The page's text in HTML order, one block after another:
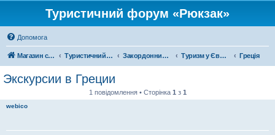
Туристичний форум «Рюкзак»
Допомога
Магазин спорядження Туристичний форум «Рюкзак» Закордонний туризм Туризм у Європі Греція
Экскурсии в Греции
1 повідомлення • Сторінка 1 з 1
webico